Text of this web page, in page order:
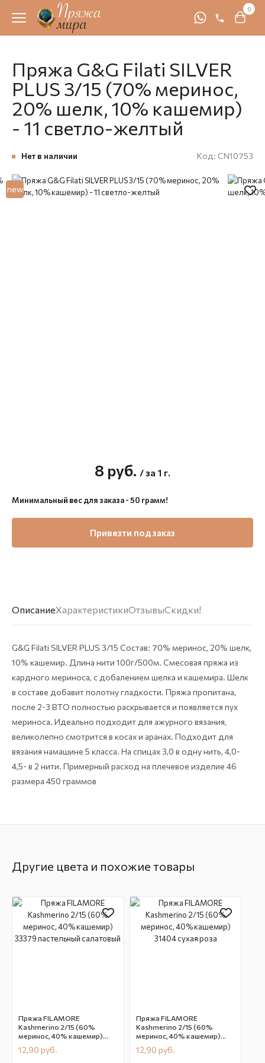
0
new
ОписаниеХарактеристикиОтзывыСкидки!
G&G Filati SILVER PLUS 3/15 Состав: 70% меринос, 20% шелк,
10% кашемир. Длина нити 100г/500м. Смесовая пряжа из
кардного мериноса, с добалением шелка и кашемира. Шелк
в составе добавит полотну гладкости. Пряжа пропитана,
после 2-3 ВТО полностью раскрывается и появляется пух
мериноса. Идеально подходит для ажурного вязания,
великолепно смотрится в косах и аранах. Подходит для
вязания намашине 5 класса. На спицах 3,0 в одну нить, 4,0-
4,5- в 2 нити. Примерный расход на плечевое изделие 46
размера 450 граммов
Пряжа G&G Filati SILVER
PLUS 3/15 (70% меринос,
20% шелк, 10% кашемир)
- 11 светло-желтый
Нет в наличии Код: CN10753
8 руб. / за 1 г.
Минимальный вес для заказа - 50 грамм!
Привезти под заказ
Другие цвета и похожие товары
Пряжа FILAMORE
Kashmerino 2/15 (60%
меринос, 40% кашемир)
33379 пастельный
салатовый
12,90 руб.
Пряжа FILAMORE
Kashmerino 2/15 (60%
меринос, 40% кашемир)
31404 сухая роза
12,90 руб.